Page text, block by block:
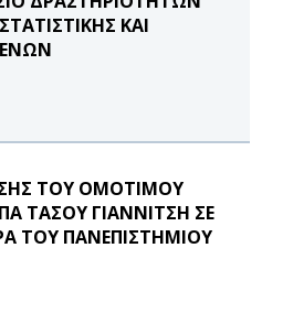
ΚΑΙ
ΤΟΥ ΟΜΟΤΙΜΟΥ
ΤΑΣΟΥ ΓΙΑΝΝΙΤΣΗ ΣΕ
ΤΟΥ ΠΑΝΕΠΙΣΤΗΜΙΟΥ